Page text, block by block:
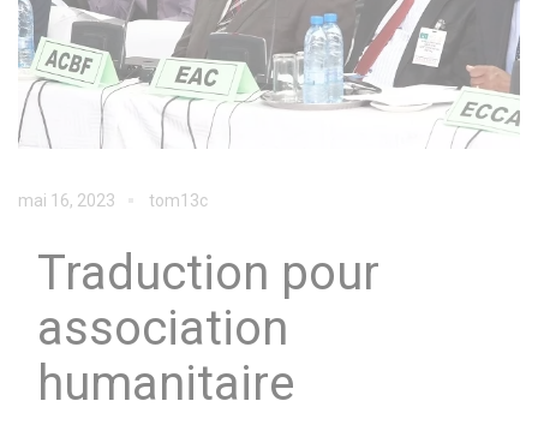
mai 16, 2023 tom13c
Traduction pour
association
humanitaire